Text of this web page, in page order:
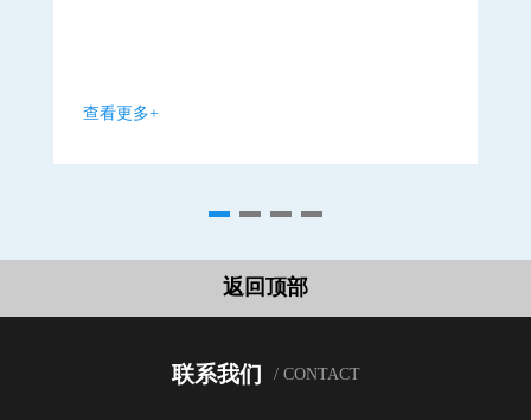
查看更多+
返回顶部
联系我们 / CONTACT